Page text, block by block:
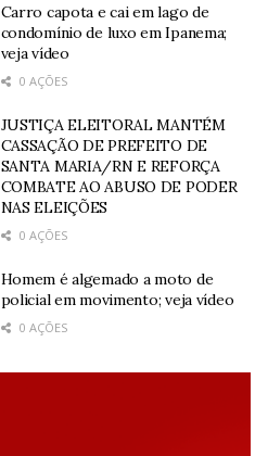
Carro capota e cai em lago de
condomínio de luxo em Ipanema;
veja vídeo
0 AÇÕES
JUSTIÇA ELEITORAL MANTÉM
CASSAÇÃO DE PREFEITO DE
SANTA MARIA/RN E REFORÇA
COMBATE AO ABUSO DE PODER
NAS ELEIÇÕES
0 AÇÕES
Homem é algemado a moto de
policial em movimento; veja vídeo
0 AÇÕES